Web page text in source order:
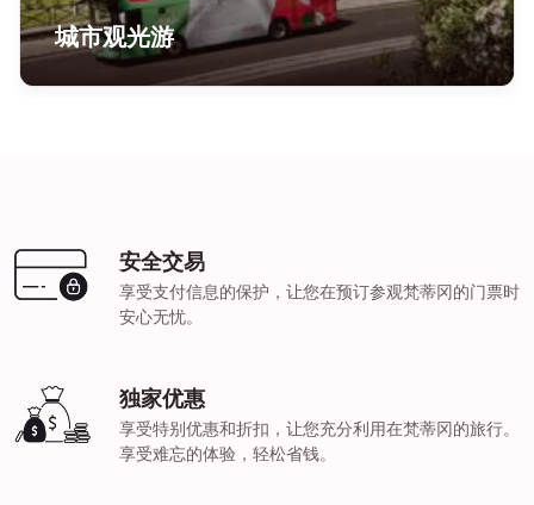
城市观光游
安全交易
享受支付信息的保护，让您在预订参观梵蒂冈的门票时
安心无忧。
独家优惠
享受特别优惠和折扣，让您充分利用在梵蒂冈的旅行。
享受难忘的体验，轻松省钱。